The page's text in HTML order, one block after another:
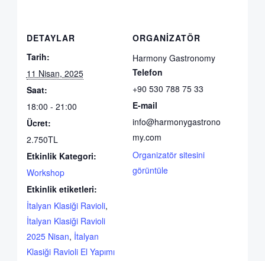
DETAYLAR
Tarih:
11 Nisan, 2025
Saat:
18:00 - 21:00
Ücret:
2.750TL
Etkinlik Kategori:
Workshop
Etkinlik etiketleri:
İtalyan Klasiği Ravioli,
İtalyan Klasiği Ravioli
2025 Nisan, İtalyan
Klasiği Ravioli El Yapımı
ORGANIZATÖR
Harmony Gastronomy
Telefon
+90 530 788 75 33
E-mail
info@harmonygastrono
my.com
Organizatör sitesini
görüntüle